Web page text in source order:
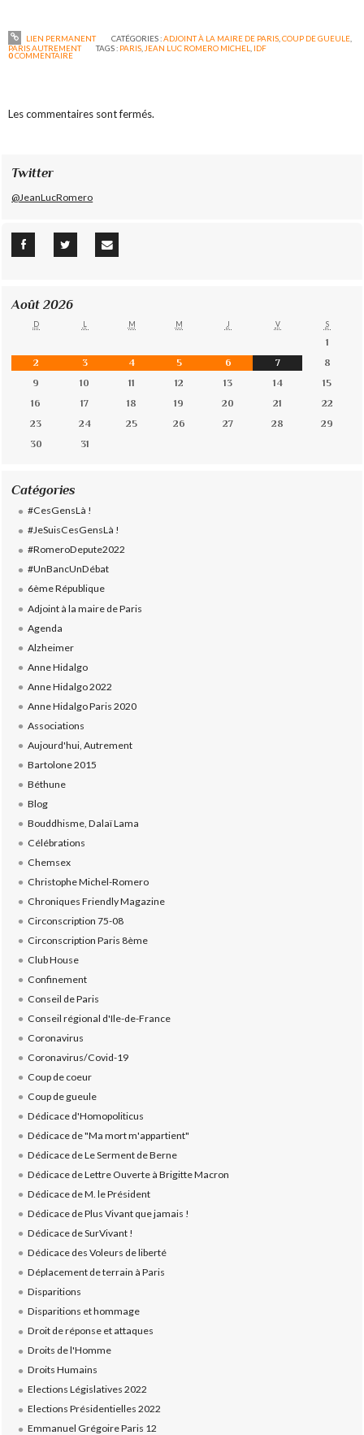
LIEN PERMANENT CATÉGORIES :ADJOINT À LA MAIRE DE PARIS, COUP DE GUEULE,
PARIS AUTREMENT
TAGS : PARIS JEAN LUC ROMERO MICHEL IDF
0COMMENTAIRE
Les commentaires sont fermés.
Twitter
@JeanLucRomero
Août 2026
D L M M J V S
1
2
3 4 5 6 7
8
9
10 11 12 13 14
15
16
17 18 19 20 21
22
23
24 25 26 27 28
29
30
31
Catégories
#CesGensLà !
#JeSuisCesGensLà !
#RomeroDepute2022
#UnBancUnDébat
6ème République
Adjoint à la maire de Paris
Agenda
Alzheimer
Anne Hidalgo
Anne Hidalgo 2022
Anne Hidalgo Paris 2020
Associations
Aujourd'hui, Autrement
Bartolone 2015
Béthune
Blog
Bouddhisme, Dalaï Lama
Célébrations
Chemsex
Christophe Michel-Romero
Chroniques Friendly Magazine
Circonscription 75-08
Circonscription Paris 8ème
Club House
Confinement
Conseil de Paris
Conseil régional d'Ile-de-France
Coronavirus
Coronavirus/Covid-19
Coup de coeur
Coup de gueule
Dédicace d'Homopoliticus
Dédicace de "Ma mort m'appartient"
Dédicace de Le Serment de Berne
Dédicace de Lettre Ouverte à Brigitte Macron
Dédicace de M. le Président
Dédicace de Plus Vivant que jamais !
Dédicace de SurVivant !
Dédicace des Voleurs de liberté
Déplacement de terrain à Paris
Disparitions
Disparitions et hommage
Droit de réponse et attaques
Droits de l'Homme
Droits Humains
Elections Législatives 2022
Elections Présidentielles 2022
Emmanuel Grégoire Paris 12